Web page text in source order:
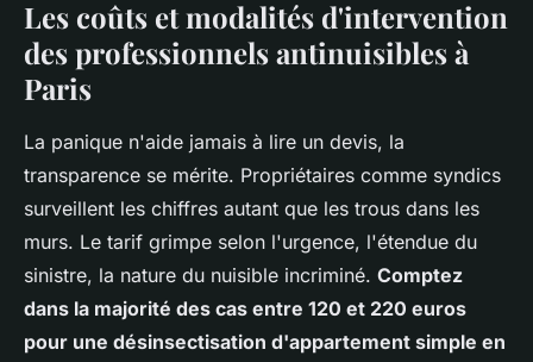
Les coûts et modalités d'intervention
des professionnels antinuisibles à
Paris
La panique n'aide jamais à lire un devis, la
transparence se mérite. Propriétaires comme syndics
surveillent les chiffres autant que les trous dans les
murs. Le tarif grimpe selon l'urgence, l'étendue du
sinistre, la nature du nuisible incriminé. Comptez
dans la majorité des cas entre 120 et 220 euros
pour une désinsectisation d'appartement simple en